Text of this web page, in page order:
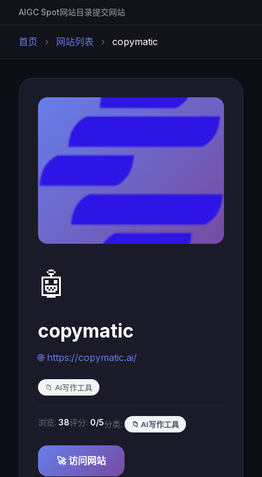
AIGC Spot网站目录提交网站
首页 › 网站列表 › copymatic
🤖
copymatic
🌐 https://copymatic.ai/
📁 AI写作工具
浏览: 38评分: 0/5分类: 📁 AI写作工具
🚀 访问网站